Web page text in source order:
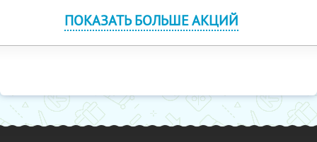
ПОКАЗАТЬ БОЛЬШЕ АКЦИЙ